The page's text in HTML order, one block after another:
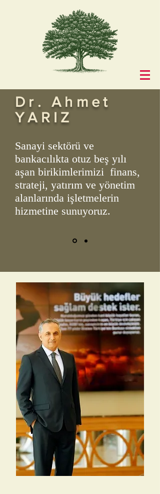
Dr. Ahmet
YARIZ
Sanayi sektörü ve
bankacılıkta otuz beş yılı
aşan birikimlerimizi finans,
strateji, yatırım ve yönetim
alanlarında işletmelerin
hizmetine sunuyoruz.